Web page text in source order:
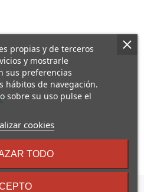
-1 de 1 artículo(s)
propias y de terceros
y mostrarle
sus preferencias
hábitos de navegación.
sobre su uso pulse el
cookies
TODO